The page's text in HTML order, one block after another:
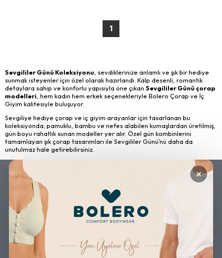
1
Sevgililer Günü Koleksiyonu , sevdiklerinize anlamlı ve şık bir hediye
sunmak isteyenler için özel olarak hazırlandı. Kalp desenli, romantik
detaylara sahip ve konforlu yapısıyla öne çıkan Sevgililer Günü çorap
modelleri , hem kadın hem erkek seçenekleriyle Bolero Çorap ve İç
Giyim kalitesiyle buluşuyor.
Sevgiliye hediye çorap ve iç giyim arayanlar için tasarlanan bu
koleksiyonda; pamuklu, bambu ve nefes alabilen kumaşlardan üretilmiş,
gün boyu rahatlık sunan modeller yer alır. Özel gün kombinlerini
tamamlayan şık çorap tasarımları ile Sevgililer Günü’nü daha da
unutulmaz hale getirebilirsiniz.
ÜCRETSİZ KARGO GÜVENLİ ALIŞVERİŞ
×